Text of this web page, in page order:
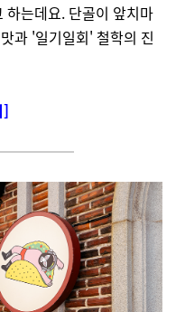
하는데요. 단골이 앞치마
과 '일기일회' 철학의 진
]